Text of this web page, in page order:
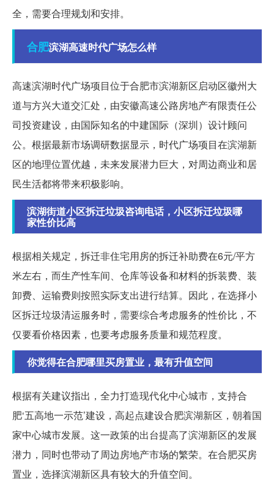
全，需要合理规划和安排。
合肥滨湖高速时代广场怎么样
高速滨湖时代广场项目位于合肥市滨湖新区启动区徽州大
道与方兴大道交汇处，由安徽高速公路房地产有限责任公
司投资建设，由国际知名的中建国际（深圳）设计顾问
公。根据最新市场调研数据显示，时代广场项目在滨湖新
区的地理位置优越，未来发展潜力巨大，对周边商业和居
民生活都将带来积极影响。
滨湖街道小区拆迁垃圾咨询电话，小区拆迁垃圾哪
家性价比高
根据相关规定，拆迁非住宅用房的拆迁补助费在6元/平方
米左右，而生产性车间、仓库等设备和材料的拆装费、装
卸费、运输费则按照实际支出进行结算。因此，在选择小
区拆迁垃圾清运服务时，需要综合考虑服务的性价比，不
仅要看价格因素，也要考虑服务质量和规范程度。
你觉得在合肥哪里买房置业，最有升值空间
根据有关建议指出，全力打造现代化中心城市，支持合
肥‘五高地一示范’建设，高起点建设合肥滨湖新区，朝着国
家中心城市发展。这一政策的出台提高了滨湖新区的发展
潜力，同时也带动了周边房地产市场的繁荣。在合肥买房
置业，选择滨湖新区具有较大的升值空间。